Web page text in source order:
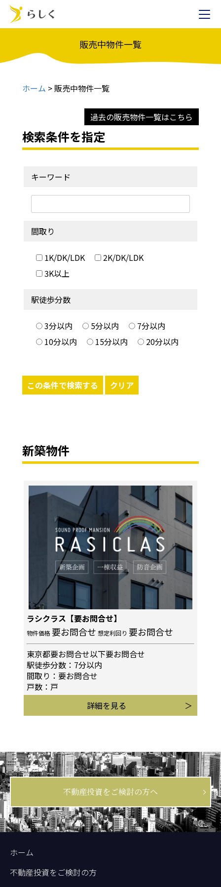
販売中物件一覧
ホーム >販売中物件一覧
過去の販売物件一覧はこちら
検索条件を指定
キーワード
間取り
1K/DK/LDK
2K/DK/LDK
3K以上
駅徒歩分数
3分以内 5分以内
7分以内
10分以内
15分以内 20分以内
この条件で検索する クリア
新築物件
ラシクラス【要お問合せ】
物件価格要お問合せ 想定利回り要お問合せ
東京都要お問合せ以下要お問合せ
駅徒歩分数：7分以内
間取り：要お問合せ
戸数：戸
詳細を見る
不動産投資をご検討の方へ
ホーム
不動産投資をご検討の方